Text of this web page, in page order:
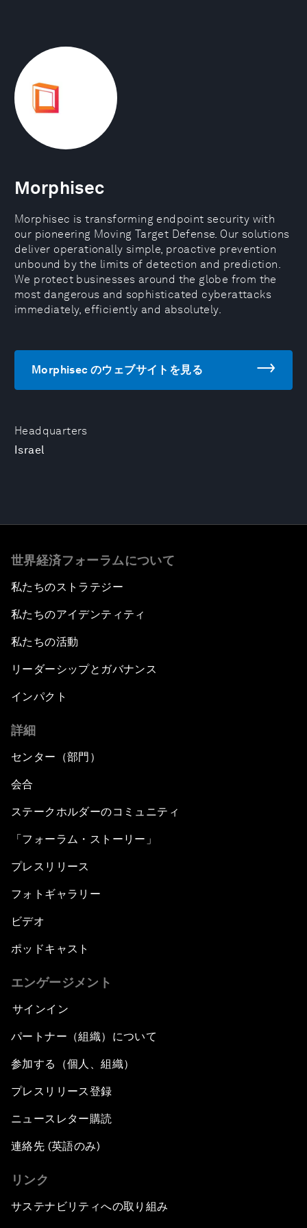
Headquarters
Israel
Morphisec
Morphisec is transforming endpoint security with
our pioneering Moving Target Defense. Our solutions
deliver operationally simple, proactive prevention
unbound by the limits of detection and prediction.
We protect businesses around the globe from the
most dangerous and sophisticated cyberattacks
immediately, efficiently and absolutely.
Morphisec のウェブサイトを見る
世界経済フォーラムについて
私たちのストラテジー
私たちのアイデンティティ
私たちの活動
リーダーシップとガバナンス
インパクト
詳細
センター（部門）
会合
ステークホルダーのコミュニティ
「フォーラム・ストーリー」
プレスリリース
フォトギャラリー
ビデオ
ポッドキャスト
エンゲージメント
サインイン
パートナー（組織）について
参加する（個人、組織）
プレスリリース登録
ニュースレター購読
連絡先 (英語のみ)
リンク
サステナビリティへの取り組み